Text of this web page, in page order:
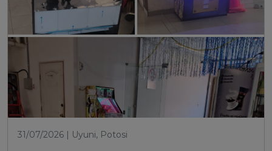
31/07/2026 | Uyuni, Potosi